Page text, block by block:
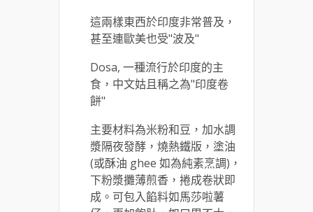
這兩樣東西於印度非常普及，
甚至連歐美也受"波及"
Dosa, 一種流行於印度的主
食，中文姑且稱之為"印度卷
餅"
主要材料為米粉和豆，加水調
漿隔夜發酵，燒熱鐵版，塗油
(或酥油 ghee 如為純素烹調)，
下粉漿攤薄煎香，捲成卷狀即
成。可包入餡料如馬莎啦薯